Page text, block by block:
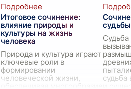
процесс сознательного
формирования своей
личности, навыков и
моральных кач...
ведь
всех
Итоговое сочинение:
влияние природы и
культуры на жизнь
человека
Природа и культура играют
ключевые роли в
формировании
человеческой жизни,
судьба